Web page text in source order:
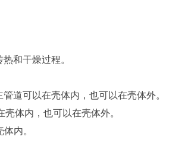
和干燥过程。
道可以在壳体内，也可以在壳体外。
体内，也可以在壳体外。
内。